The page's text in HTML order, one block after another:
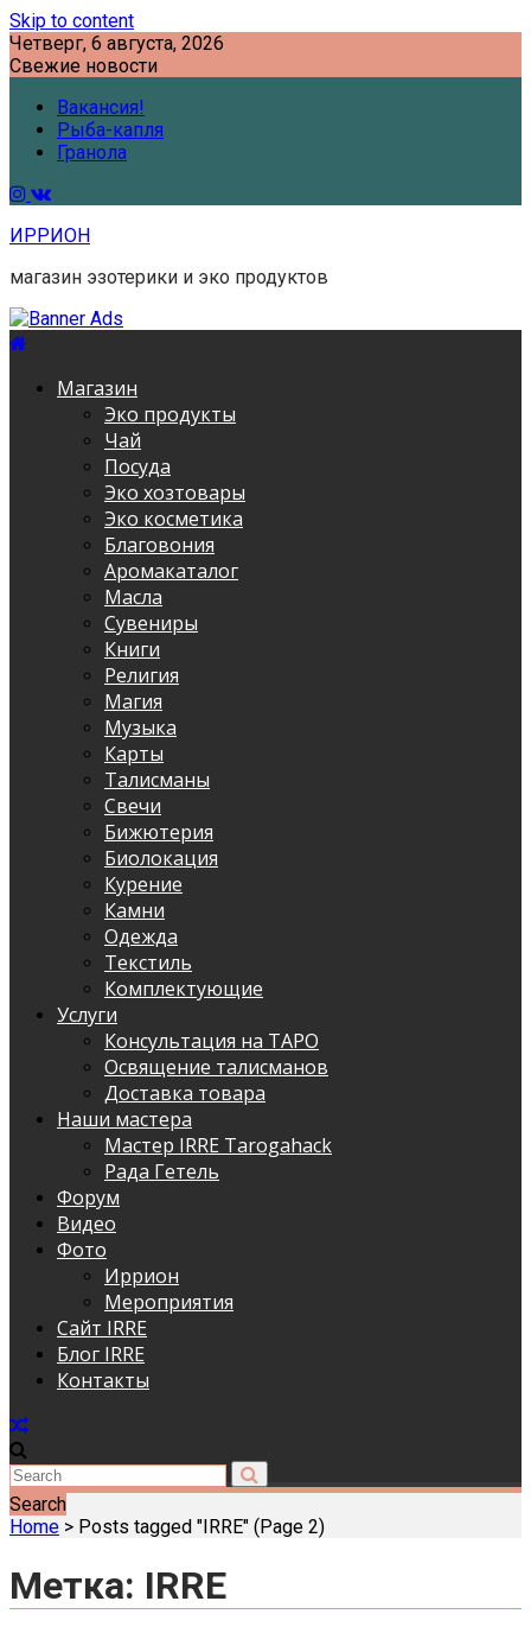
Skip to content
Четверг, 6 августа, 2026
Свежие новости
Вакансия!
Рыба-капля
Гранола
ИРРИОН
магазин эзотерики и эко продуктов
Магазин
Эко продукты
Чай
Посуда
Эко хозтовары
Эко косметика
Благовония
Аромакаталог
Масла
Сувениры
Книги
Религия
Магия
Музыка
Карты
Талисманы
Свечи
Бижютерия
Биолокация
Курение
Камни
Одежда
Текстиль
Комплектующие
Услуги
Консультация на ТАРО
Освящение талисманов
Доставка товара
Наши мастера
Мастер IRRE Tarogahack
Рада Гетель
Форум
Видео
Фото
Иррион
Мероприятия
Сайт IRRE
Блог IRRE
Контакты
Search
Home > Posts tagged "IRRE" (Page 2)
Метка: IRRE